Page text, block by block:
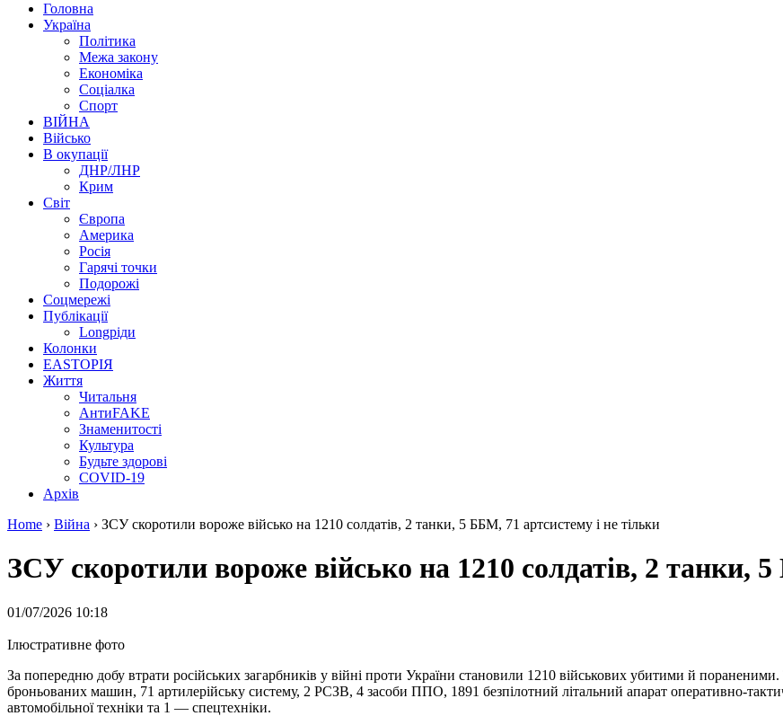
Головна
Україна
Політика
Межа закону
Економіка
Соціалка
Спорт
ВІЙНА
Військо
В окупації
ДНР/ЛНР
Крим
Світ
Європа
Америка
Росія
Гарячі точки
Подорожі
Соцмережі
Публікації
Longріди
Колонки
EASTОРІЯ
Життя
Читальня
АнтиFAKE
Знаменитості
Культура
Будьте здорові
COVID-19
Архів
Home › Війна › ЗСУ скоротили вороже військо на 1210 солдатів, 2 танки, 5 ББМ, 71 артсистему і не тільки
ЗСУ скоротили вороже військо на 1210 солдатів, 2 танки,
01/07/2026 10:18
Ілюстративне фото
За попередню добу втрати російських загарбників у війні проти України становили 1210 військових убитими й
броньованих машин, 71 артилерійську систему, 2 РСЗВ, 4 засоби ППО, 1891 безпілотний літальний апарат оперативно-
автомобільної техніки та 1 — спецтехніки.